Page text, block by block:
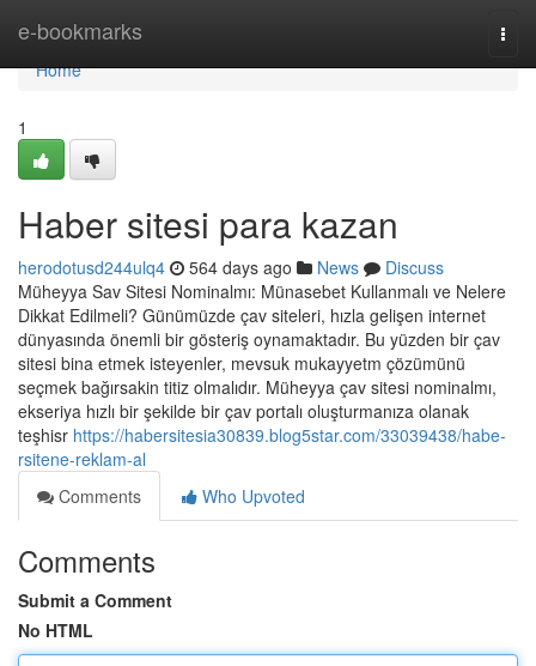
e-bookmarks
Home
Home
1
Haber sitesi para kazan
herodotusd244ulq4 564 days ago News
Discuss
Müheyya Sav Sitesi Nominalmı: Münasebet Kullanmalı ve Nelere
Dikkat Edilmeli? Günümüzde çav siteleri, hızla gelişen internet
dünyasında önemli bir gösteriş oynamaktadır. Bu yüzden bir çav
sitesi bina etmek isteyenler, mevsuk mukayyetm çözümünü
seçmek bağırsakin titiz olmalıdır. Müheyya çav sitesi nominalmı,
ekseriya hızlı bir şekilde bir çav portalı oluşturmanıza olanak
teşhisr https://habersitesia30839.blog5star.com/33039438/habe-
rsitene-reklam-al
Comments
Who Upvoted
Comments
Submit a Comment
No HTML